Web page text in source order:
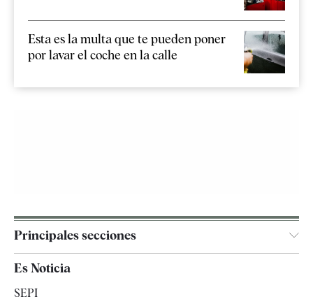
Esta es la multa que te pueden poner
por lavar el coche en la calle
Principales secciones
España
Es Noticia
SEPI